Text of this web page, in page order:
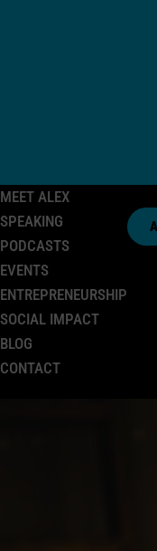
MEET ALEX
SPEAKING
PODCASTS
EVENTS
ENTREPRENEURSHIP
SOCIAL IMPACT
BLOG
CONTACT